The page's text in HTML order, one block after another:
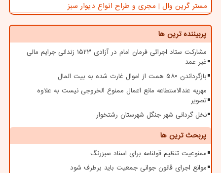
مستر گرین وال | مجری و طراح انواع دیوار سبز
پربیننده ترین ها
مشارکت ستاد اجرائی فرمان امام در آزادی ۱۵۲۳ زندانی جرایم مالی
غیر عمد
بازگرداندن ۵۸۰ همت از اموال غارت شده به بیت المال
مهریه عندالاستطاعه مانع اعمال ممنوع الخروجی نیست به علاوه
تصویر
نخل گردانی شهر جنگل شهرستان رشتخوار
پربحث ترین ها
ممنوعیت تنظیم قولنامه برای اسناد سبزرنگ
موانع اجرای قانون جوانی جمعیت باید برطرف شود